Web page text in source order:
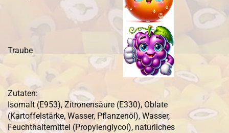
Traube
Zutaten:
Isomalt (E953), Zitronensäure (E330), Oblate
(Kartoffelstärke, Wasser, Pflanzenöl), Wasser,
Feuchthaltemittel (Propylenglycol), natürliches